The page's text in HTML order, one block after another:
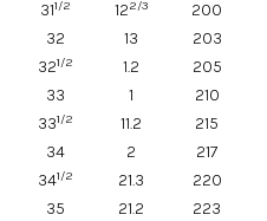
311/2 122/3 200
32
13 203
321/2 1.2 205
33
1 210
331/2 11.2 215
34
2 217
341/2 21.3 220
35
21.2 223